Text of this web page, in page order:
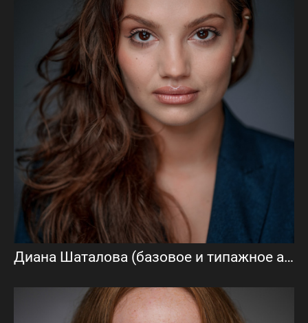
Диана Шаталова (базовое и типажное актерское портфолио)